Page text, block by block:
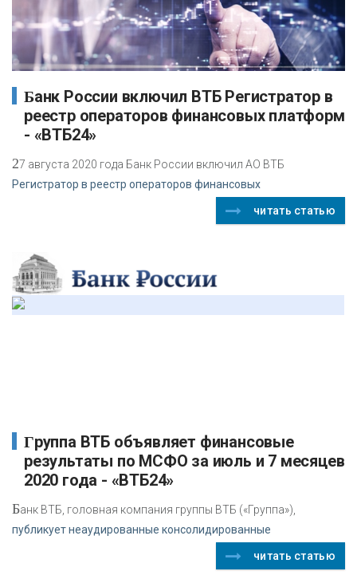
Банк России включил ВТБ Регистратор в
реестр операторов финансовых платформ
- «ВТБ24»
27 августа 2020 года Банк России включил АО ВТБ
Регистратор в реестр операторов финансовых
читать статью
Группа ВТБ объявляет финансовые
результаты по МСФО за июль и 7 месяцев
2020 года - «ВТБ24»
Банк ВТБ, головная компания группы ВТБ («Группа»),
публикует неаудированные консолидированные
читать статью